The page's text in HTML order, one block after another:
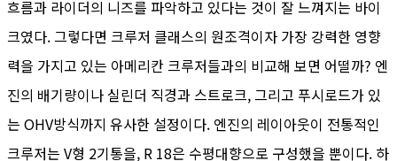
흐름과 라이더의 니즈를 파악하고 있다는 것이 잘 느껴지는 바이
크였다. 그렇다면 크루저 클래스의 원조격이자 가장 강력한 영향
력을 가지고 있는 아메리칸 크루저들과의 비교해 보면 어떨까? 엔
진의 배기량이나 실린더 직경과 스트로크, 그리고 푸시로드가 있
는 OHV방식까지 유사한 설정이다. 엔진의 레이아웃이 전통적인
크루저는 V형 2기통을, R 18은 수평대향으로 구성했을 뿐이다. 하